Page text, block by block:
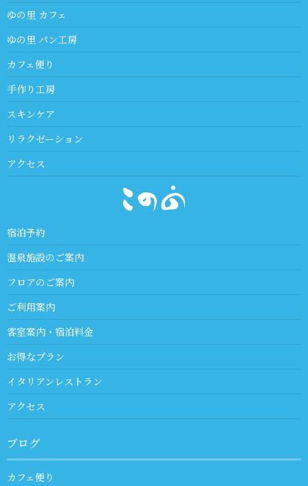
ゆの里 カフェ
ゆの里 パン工房
カフェ便り
手作り工房
スキンケア
リラクゼーション
アクセス
宿泊予約
温泉施設のご案内
フロアのご案内
ご利用案内
客室案内・宿泊料金
お得なプラン
イタリアンレストラン
アクセス
ブログ
カフェ便り